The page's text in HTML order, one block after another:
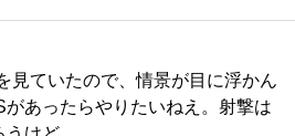
見ていたので、情景が目に浮かん
があったらやりたいねえ。射撃は